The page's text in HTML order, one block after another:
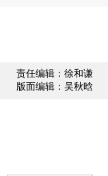
责任编辑：徐和谦
版面编辑：吴秋晗